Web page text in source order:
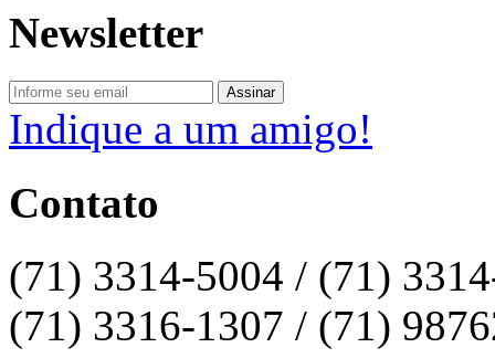
Newsletter
Indique a um amigo!
Contato
(71) 3314-5004 / (71)
(71) 3316-1307 / (71)